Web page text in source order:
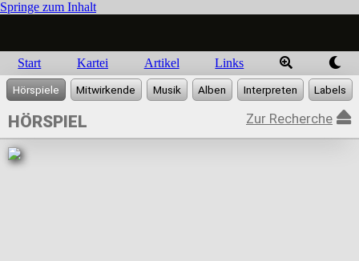
Springe zum Inhalt
Start Kartei Artikel Links
HÖRSPIEL Zur Recherche